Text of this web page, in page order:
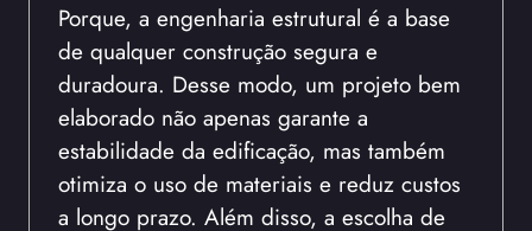
Porque, a engenharia estrutural é a base
de qualquer construção segura e
duradoura. Desse modo, um projeto bem
elaborado não apenas garante a
estabilidade da edificação, mas também
otimiza o uso de materiais e reduz custos
a longo prazo. Além disso, a escolha de